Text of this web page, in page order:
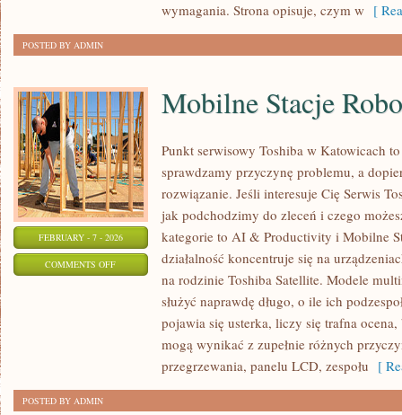
wymagania. Strona opisuje, czym w [
POSTED BY ADMIN
FEBRUARY - 7 - 2026
COMMENTS OFFON
Mobilne Stacje
Punkt serwisowy Toshiba w Katowicach
sprawdzamy przyczynę problemu, a
rozwiązanie. Jeśli interesuje Cię Serwis
jak podchodzimy do zleceń i czego
kategorie to AI & Productivity i Mobilne
działalność koncentruje się na
na rodzinie Toshiba Satellite. Modele
służyć naprawdę długo, o ile ich
pojawia się usterka, liczy się trafna
mogą wynikać z zupełnie różnych
przegrzewania, panelu LCD, zespołu [
POSTED BY ADMIN